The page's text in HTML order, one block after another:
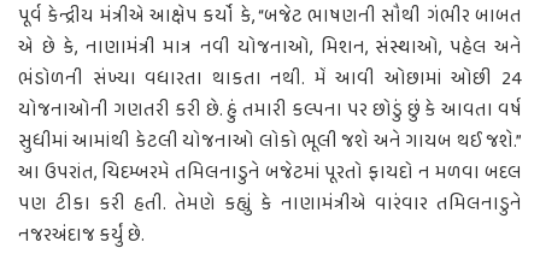
પૂર્વ કેન્દ્રીય મંત્રીએ આક્ષેપ કર્યો કે, “બજેટ ભાષણની સૌથી ગંભીર બાબત
એ છે કે, નાણામંત્રી માત્ર નવી યોજનાઓ, મિશન, સંસ્થાઓ, પહેલ અને
ભંડોળની સંખ્યા વધારતા થાકતા નથી. મેં આવી ઓછામાં ઓછી 24
યોજનાઓની ગણતરી કરી છે. હું તમારી કલ્પના પર છોડું છું કે આવતા વર્ષ
સુધીમાં આમાંથી કેટલી યોજનાઓ લોકો ભૂલી જશે અને ગાયબ થઈ જશે.”
આ ઉપરાંત, ચિદમ્બરમે તમિલનાડુને બજેટમાં પૂરતો ફાયદો ન મળવા બદલ
પણ ટીકા કરી હતી. તેમણે કહ્યું કે નાણામંત્રીએ વારંવાર તમિલનાડુને
નજરઅંદાજ કર્યું છે.